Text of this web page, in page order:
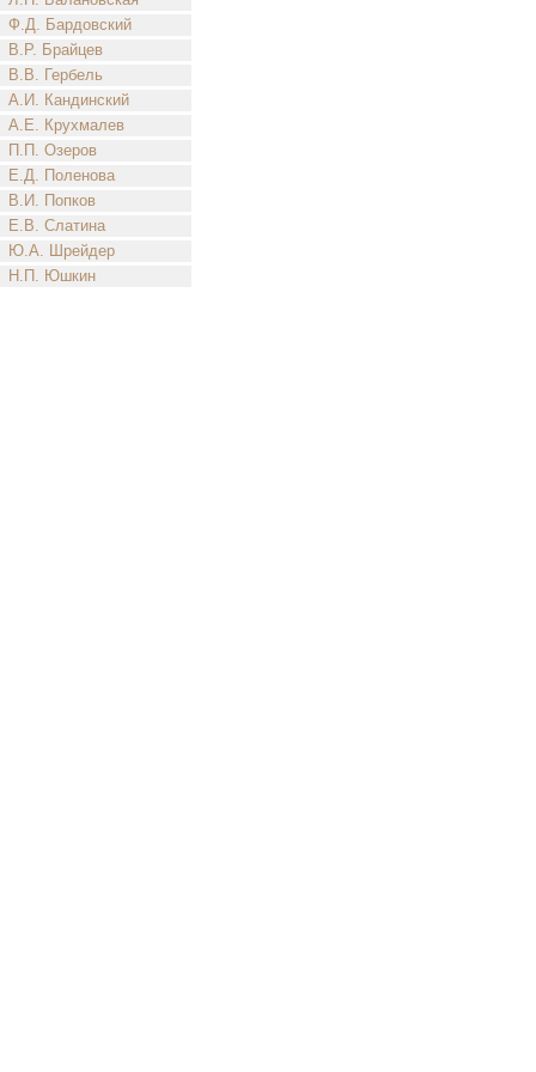
Ф.Д. Бардовский
В.Р. Брайцев
В.В. Гербель
А.И. Кандинский
А.Е. Крухмалев
П.П. Озеров
Е.Д. Поленова
В.И. Попков
Е.В. Слатина
Ю.А. Шрейдер
Н.П. Юшкин